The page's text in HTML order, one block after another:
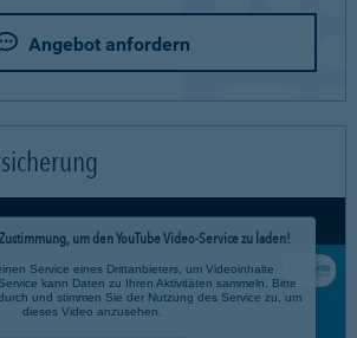
Angebot anfordern
um den YouTube Video-Service zu laden!
Service eines Drittanbieters, um Videoinhalte
kann Daten zu Ihren Aktivitäten sammeln. Bitte
und stimmen Sie der Nutzung des Service zu, um
dieses Video anzusehen.